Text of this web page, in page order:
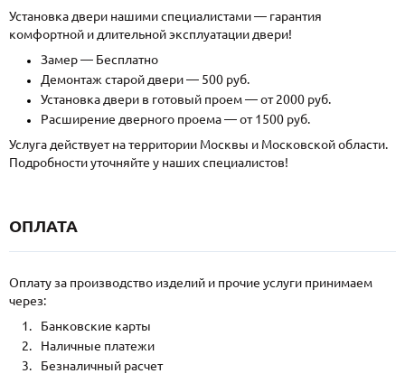
Установка двери нашими специалистами — гарантия
комфортной и длительной эксплуатации двери!
Замер — Бесплатно
Демонтаж старой двери — 500 руб.
Установка двери в готовый проем — от 2000 руб.
Расширение дверного проема — от 1500 руб.
Услуга действует на территории Москвы и Московской области.
Подробности уточняйте у наших специалистов!
ОПЛАТА
Оплату за производство изделий и прочие услуги принимаем
через:
Банковские карты
Наличные платежи
Безналичный расчет